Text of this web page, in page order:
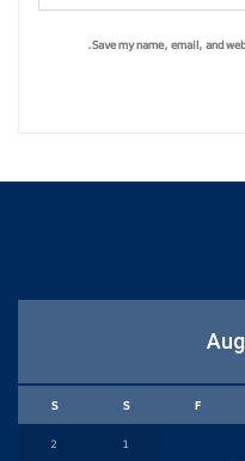
Save my name, email, and
F
S
S
1
2